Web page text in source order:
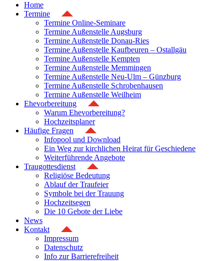
Home
Termine
Termine Online-Seminare
Termine Außenstelle Augsburg
Termine Außenstelle Donau-Ries
Termine Außenstelle Kaufbeuren – Ostallgäu
Termine Außenstelle Kempten
Termine Außenstelle Memmingen
Termine Außenstelle Neu-Ulm – Günzburg
Termine Außenstelle Schrobenhausen
Termine Außenstelle Weilheim
Ehevorbereitung
Warum Ehevorbereitung?
Hochzeitsplaner
Häufige Fragen
Infopool und Download
Ein Weg zur kirchlichen Heirat für Geschiedene
Weiterführende Angebote
Traugottesdienst
Religiöse Bedeutung
Ablauf der Traufeier
Symbole bei der Trauung
Hochzeitsegen
Die 10 Gebote der Liebe
News
Kontakt
Impressum
Datenschutz
Info zur Barrierefreiheit